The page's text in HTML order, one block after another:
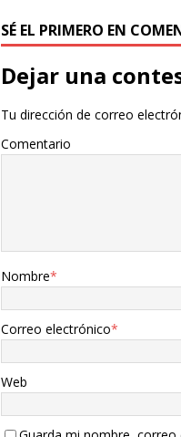
SÉ EL PRIMERO EN
Dejar una
Tu dirección de correo
Comentario
Nombre*
Correo electrónico*
Web